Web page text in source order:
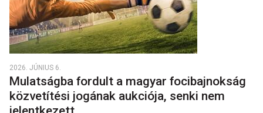
2026. JÚNIUS 6.
Mulatságba fordult a magyar focibajnokság
közvetítési jogának aukciója, senki nem